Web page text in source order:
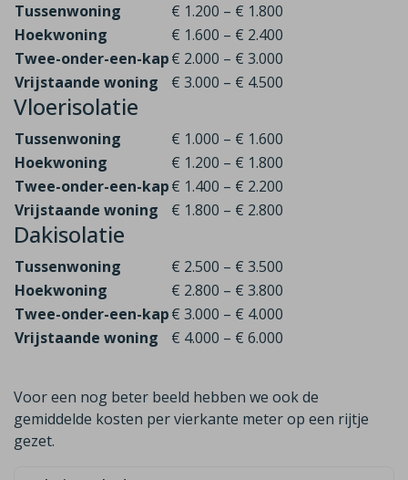
Tussenwoning
€ 1.200 – € 1.800
Hoekwoning
€ 1.600 – € 2.400
Twee-onder-een-kap€ 2.000 – € 3.000
Vrijstaande woning
€ 3.000 – € 4.500
Vloerisolatie
Tussenwoning
€ 1.000 – € 1.600
Hoekwoning
€ 1.200 – € 1.800
Twee-onder-een-kap€ 1.400 – € 2.200
Vrijstaande woning
€ 1.800 – € 2.800
Dakisolatie
Tussenwoning
€ 2.500 – € 3.500
Hoekwoning
€ 2.800 – € 3.800
Twee-onder-een-kap€ 3.000 – € 4.000
Vrijstaande woning
€ 4.000 – € 6.000
Voor een nog beter beeld hebben we ook de
gemiddelde kosten per vierkante meter op een rijtje
gezet.